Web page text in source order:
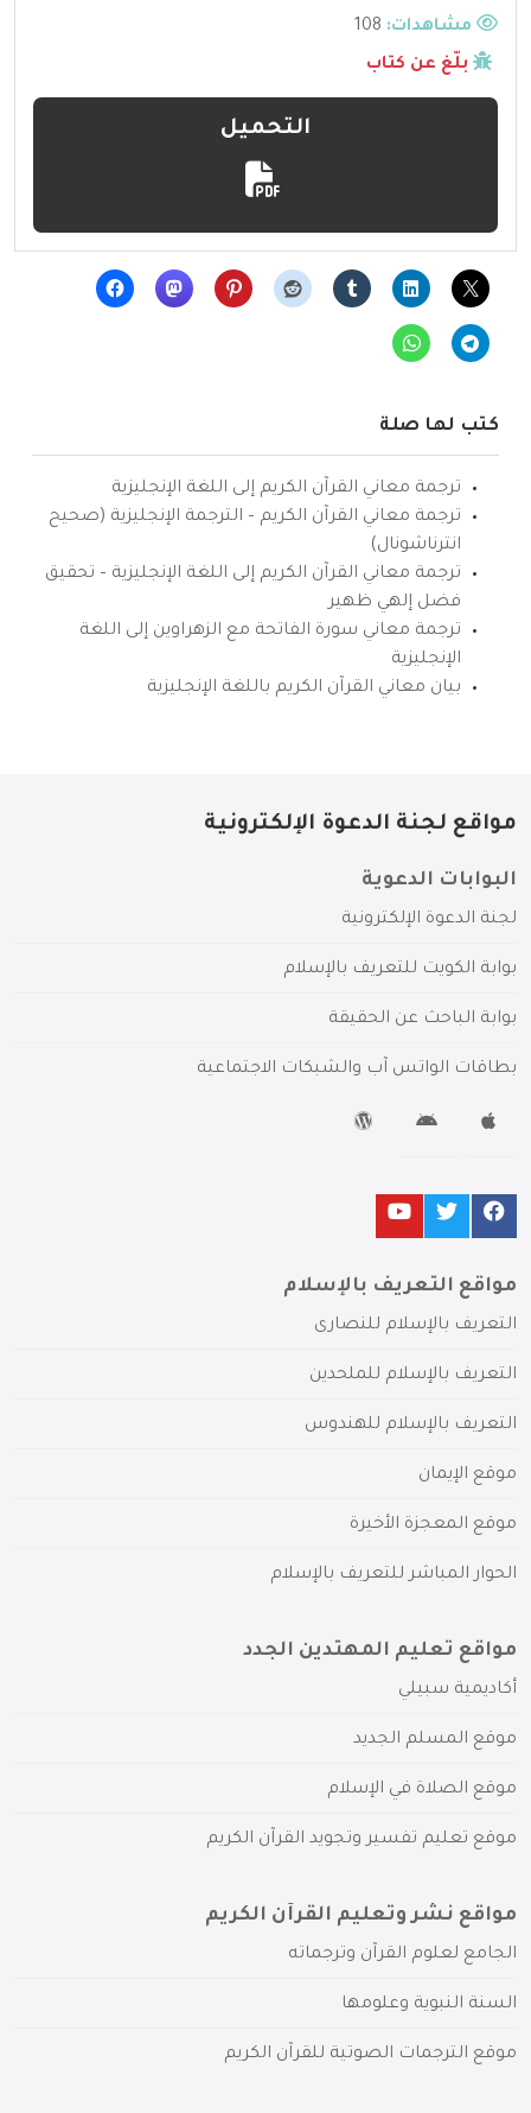
مشاهدات:
بلّغ عن كتاب
التحميل
كتب لها صلة
ترجمة معاني القرآن الكريم إلى اللغة الإنجليزية
ترجمة معاني القرآن الكريم – الترجمة الإنجليزية (صحيح
انترناشونال)
ترجمة معاني القرآن الكريم إلى اللغة الإنجليزية – تحقيق
فضل إلهي ظهير
ترجمة معاني سورة الفاتحة مع الزهراوين إلى اللغة
الإنجليزية
بيان معاني القرآن الكريم باللغة الإنجليزية
مواقع لجنة الدعوة الإلكترونية
البوابات الدعوية
لجنة الدعوة الإلكترونية
بوابة الكويت للتعريف بالإسلام
بوابة الباحث عن الحقيقة
بطاقات الواتس آب والشبكات الاجتماعية
مواقع التعريف بالإسلام
التعريف بالإسلام للنصارى
التعريف بالإسلام للملحدين
التعريف بالإسلام للهندوس
موقع الإيمان
موقع المعجزة الأخيرة
الحوار المباشر للتعريف بالإسلام
مواقع تعليم المهتدين الجدد
أكاديمية سبيلي
موقع المسلم الجديد
موقع الصلاة في الإسلام
موقع تعليم تفسير وتجويد القرآن الكريم
مواقع نشر وتعليم القرآن الكريم
الجامع لعلوم القرآن وترجماته
السنة النبوية وعلومها
موقع الترجمات الصوتية للقرآن الكريم